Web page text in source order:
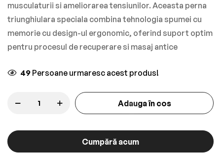
musculaturii si ameliorarea tensiunilor. Aceasta perna
triunghiulara speciala combina tehnologia spumei cu
memorie cu design-ul ergonomic, oferind suport optim
pentru procesul de recuperare si masaj antice
49 Persoane urmaresc acest produs!
Adauga în cos
Cumpără acum